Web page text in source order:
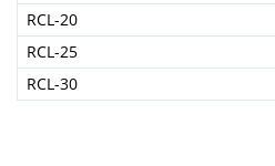
RCL-20
RCL-25
RCL-30